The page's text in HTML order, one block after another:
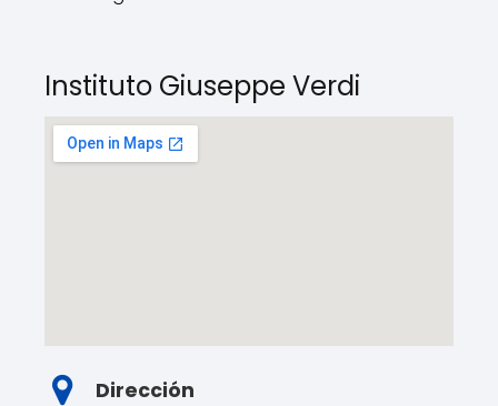
Instituto Giuseppe Verdi
Dirección